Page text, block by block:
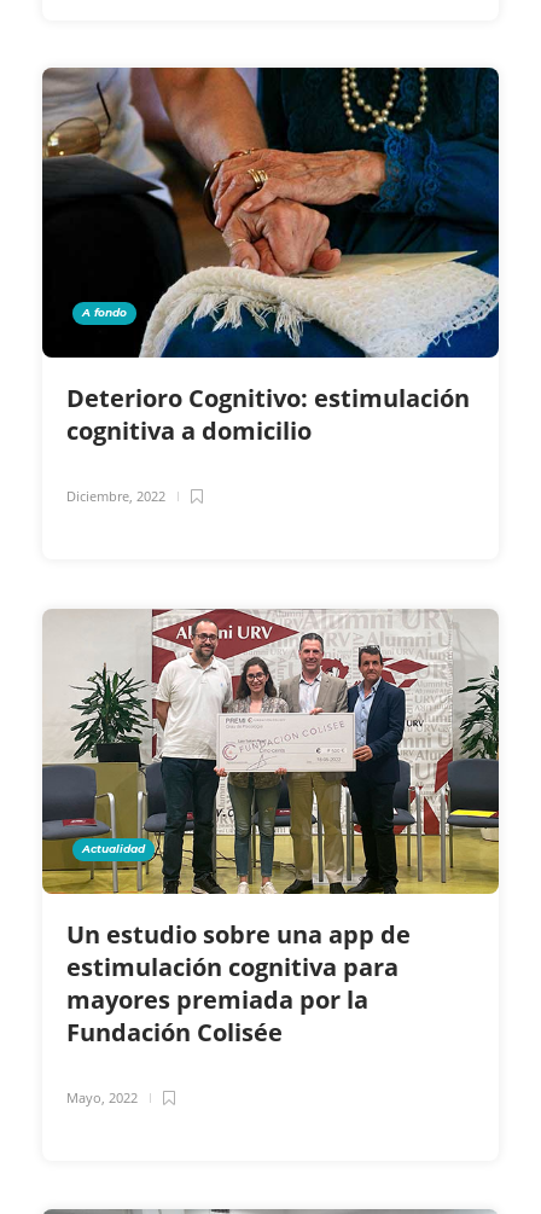
A fondo
Deterioro Cognitivo: estimulación
cognitiva a domicilio
Diciembre, 2022
Actualidad
Un estudio sobre una app de
estimulación cognitiva para
mayores premiada por la
Fundación Colisée
Mayo, 2022